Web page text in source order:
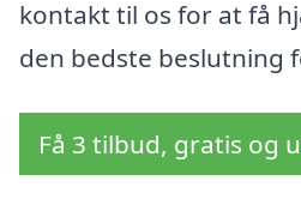
kontakt til os for at få
den bedste beslutning
Få 3 tilbud, gratis og